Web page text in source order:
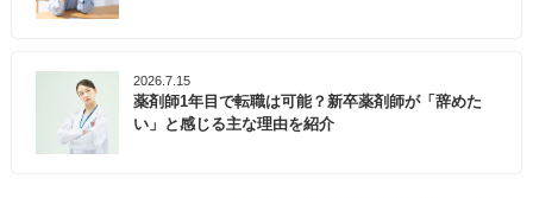
2026.7.15
薬剤師1年目で転職は可能？新卒薬剤師が「辞めた
い」と感じる主な理由を紹介